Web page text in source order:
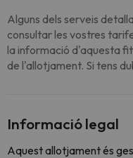
Alguns dels serveis
consultar les vostres
la informació d'aquesta
de l'allotjament. Si tens
Informació legal
Aquest allotjament és